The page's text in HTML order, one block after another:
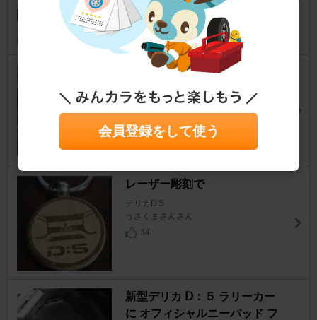
56
とりあえずアーシング完成。
デリカD:5
よっし～１２１６さん
レーザー彫刻で
デリカD:5
うさくまさんさん
34
新型デリカ Ⅾ：５ ラリーカー
に オフィシャルニーパッド フ
会員登録をして使う